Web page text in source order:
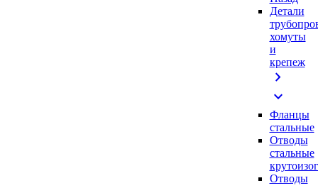
Детали
хомуты
и
крепеж
chevron_right
expand_more
Фланцы
стальные
Отводы
стальные
Отводы